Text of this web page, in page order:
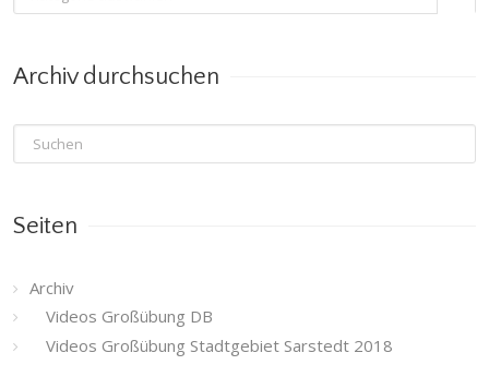
nach
Archiv durchsuchen
Seiten
Archiv
Videos Großübung DB
Videos Großübung Stadtgebiet Sarstedt 2018